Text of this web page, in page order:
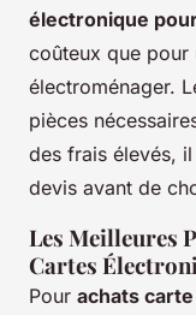
électronique
coûteux que pour
électroménager.
pièces
des frais élevés,
devis avant de
Les Meilleures
Cartes
Pour achats